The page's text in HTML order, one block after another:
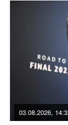
03.08.2026,